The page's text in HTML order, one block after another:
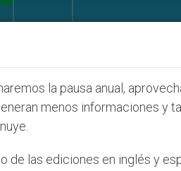
de obispo católico
la pausa anual,
menos informaciones y
de las ediciones en inglés y